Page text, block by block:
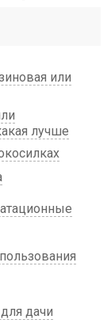
или
лучше
дачи